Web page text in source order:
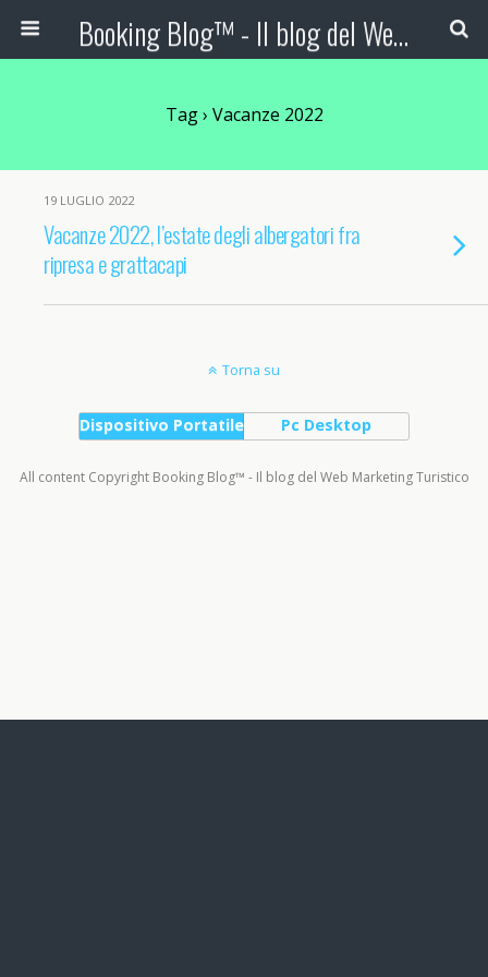
Booking Blog™ - Il blog del Web Marketing Turistico
Tag › Vacanze 2022
19 LUGLIO 2022
Vacanze 2022, l’estate degli albergatori fra
ripresa e grattacapi
Torna su
Dispositivo Portatile Pc Desktop
All content Copyright Booking Blog™ - Il blog del Web Marketing Turistico